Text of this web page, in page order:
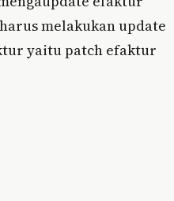
melakukan update
yaitu patch efaktur